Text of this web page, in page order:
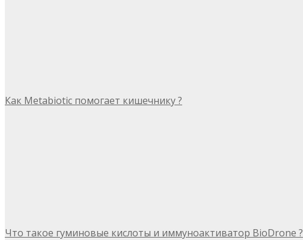
Как Metabiotic помогает кишечнику ?
Что такое гуминовые кислоты и иммуноактиватор BioDrone ?